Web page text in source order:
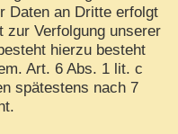
Daten an Dritte erfolgt
Verfolgung unserer
hierzu besteht
Art. 6 Abs. 1 lit. c
spätestens nach 7